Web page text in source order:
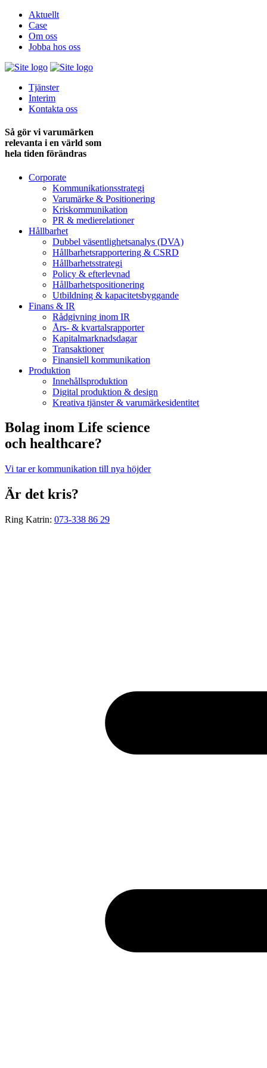
Aktuellt
Case
Om oss
Jobba hos oss
Tjänster
Interim
Kontakta oss
Så gör vi varumärken
relevanta i en värld som
hela tiden förändras
Corporate
Kommunikationsstrategi
Varumärke & Positionering
Kriskommunikation
PR & medie­relationer
Hållbarhet
Dubbel väsentlighets­analys (DVA)
Hållbarhets­rapportering & CSRD
Hållbarhets­strategi
Policy & efterlevnad
Hållbarhets­positionering
Utbildning & kapacitetsbyggande
Finans & IR
Rådgivning inom IR
Års- & kvartalsrapporter
Kapitalmarknadsdagar
Transaktioner
Finansiell kommunikation
Produktion
Innehållsproduktion
Digital produktion & design
Kreativa tjänster & varumärkesidentitet
Bolag inom Life science
och healthcare?
Vi tar er kommunikation till nya höjder
Är det kris?
Ring Katrin: 073-338 86 29